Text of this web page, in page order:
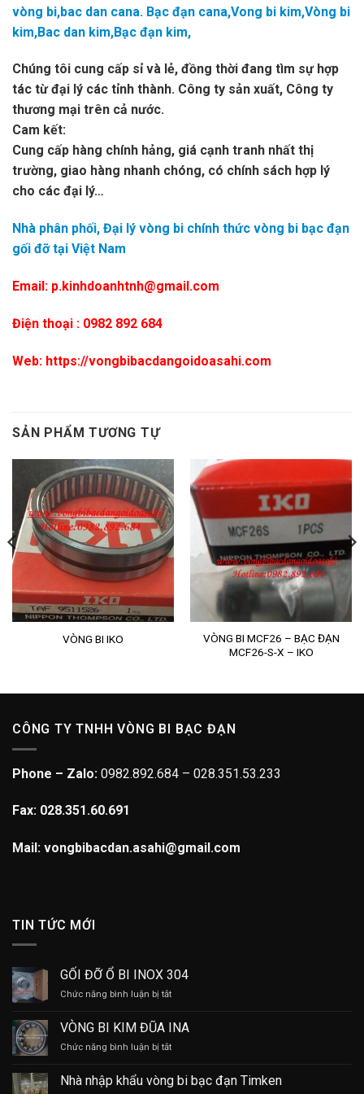
vòng bi,bac dan cana. Bạc đạn cana,Vong bi kim,Vòng bi
kim,Bac dan kim,Bạc đạn kim,
Chúng tôi cung cấp sỉ và lẻ, đồng thời đang tìm sự hợp
tác từ đại lý các tỉnh thành. Công ty sản xuất, Công ty
thương mại trên cả nước.
Cam kết:
Cung cấp hàng chính hảng, giá cạnh tranh nhất thị
trường, giao hàng nhanh chóng, có chính sách hợp lý
cho các đại lý…
Nhà phân phối, Đại lý vòng bi chính thức vòng bi bạc đạn
gối đỡ tại Việt Nam
Email: p.kinhdoanhtnh@gmail.com
Điện thoại : 0982 892 684
Web: https://vongbibacdangoidoasahi.com
SẢN PHẨM TƯƠNG TỰ
VÒNG BI IKO
VÒNG BI MCF26 – BẠC ĐẠN
MCF26-S-X – IKO
CÔNG TY TNHH VÒNG BI BẠC ĐẠN
Phone – Zalo: 0982.892.684 – 028.351.53.233
Fax: 028.351.60.691
Mail: vongbibacdan.asahi@gmail.com
TIN TỨC MỚI
GỐI ĐỠ Ổ BI INOX 304
Chức năng bình luận bị tắtở
ĐỠ
Ổ
BI
304
VÒNG BI KIM ĐŨA INA
Chức năng bình luận bị tắtở
BI
KIM
Nhà nhập khẩu vòng bi bạc đạn Timken